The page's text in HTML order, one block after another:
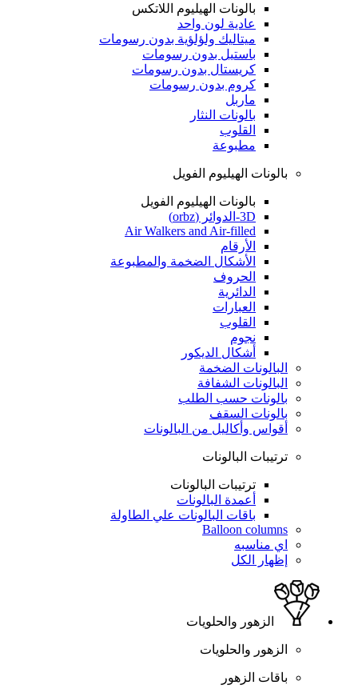
بالونات الهيليوم اللاتكس
عادية لون واحد
ميتاليك ولؤلؤية بدون رسومات
باستيل بدون رسومات
كريستال بدون رسومات
كروم بدون رسومات
ماربل
بالونات النثار
القلوب
مطبوعة
بالونات الهيليوم الفويل
بالونات الهيليوم الفويل
3D-الدوائر (orbz)
Air Walkers and Air-filled
الأرقام
الأشكال الضخمة والمطبوعة
الحروف
الدائرية
العبارات
القلوب
نجوم
أشكال الديكور
البالونات الضخمة
البالونات الشفافة
بالونات حسب الطلب
بالونات السقف
أقواس وأكاليل من البالونات
ترتيبات البالونات
ترتيبات البالونات
أعمدة البالونات
باقات البالونات علي الطاولة
Balloon columns
اي مناسبه
إظهار الكل
الزهور والحلويات
الزهور والحلويات
باقات الزهور